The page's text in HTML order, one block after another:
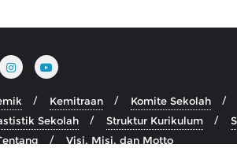
Kemitraan Komite Sekolah
Sekolah Struktur Kurikulum
Visi, Misi, dan Motto